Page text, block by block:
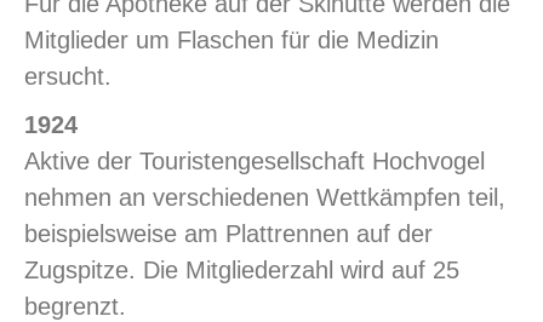
Mitglieder um Flaschen für die Medizin
ersucht.
1924
Aktive der Touristengesellschaft Hochvogel
nehmen an verschiedenen Wettkämpfen teil,
beispielsweise am Plattrennen auf der
Zugspitze. Die Mitgliederzahl wird auf 25
begrenzt.